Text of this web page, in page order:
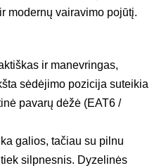
modernų vairavimo pojūtį.
ir manevringas,
sėdėjimo pozicija suteikia
pavarų dėžė (EAT6 /
galios, tačiau su pilnu
silpnesnis. Dyzelinės